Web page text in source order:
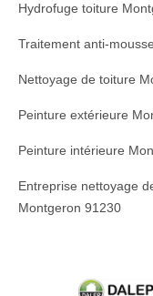
Hydrofuge toiture
Traitement anti-
Nettoyage de toiture
Peinture extérieure
Peinture intérieure
Entreprise nettoyage
Montgeron 91230